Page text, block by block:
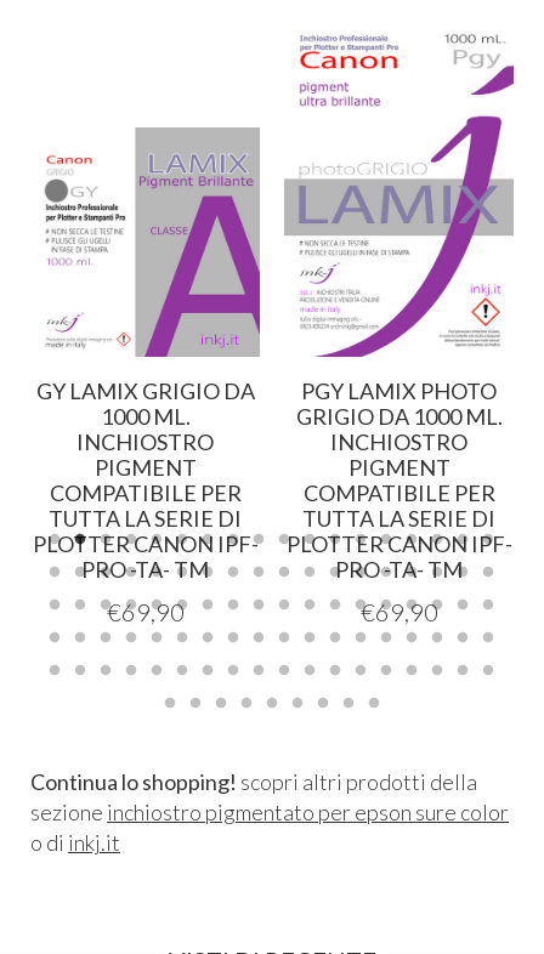
GY LAMIX GRIGIO DA
1000 ML.
INCHIOSTRO
PIGMENT
COMPATIBILE PER
TUTTA LA SERIE DI
PLOTTER CANON IPF-
PRO -TA- TM
€69,90
PGY LAMIX PHOTO
GRIGIO DA 1000 ML.
INCHIOSTRO
PIGMENT
COMPATIBILE PER
TUTTA LA SERIE DI
PLOTTER CANON IPF-
PRO -TA- TM
€69,90
Continua lo shopping! scopri altri prodotti della
sezione inchiostro pigmentato per epson sure color
o di inkj.it